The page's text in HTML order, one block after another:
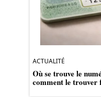
ACTUALITÉ
Où se trouve le
comment le trouver